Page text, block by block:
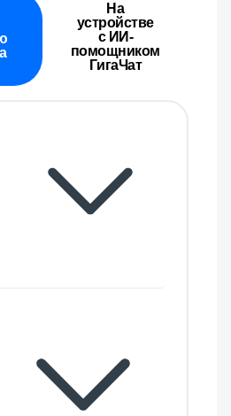
На
устройстве
с ИИ-
помощником
ГигаЧат